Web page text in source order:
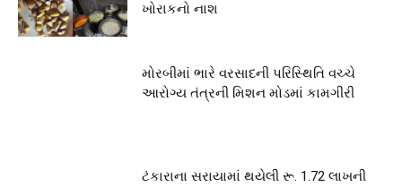
ખોરાકનો નાશ
મોરબીમાં ભારે વરસાદની પરિસ્થિતિ વચ્ચે
આરોગ્ય તંત્રની મિશન મોડમાં કામગીરી
ટંકારાના સરાયામાં થયેલી રૂ. 1.72 લાખની